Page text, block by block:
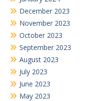
December 2023
November 2023
October 2023
September 2023
August 2023
July 2023
June 2023
May 2023